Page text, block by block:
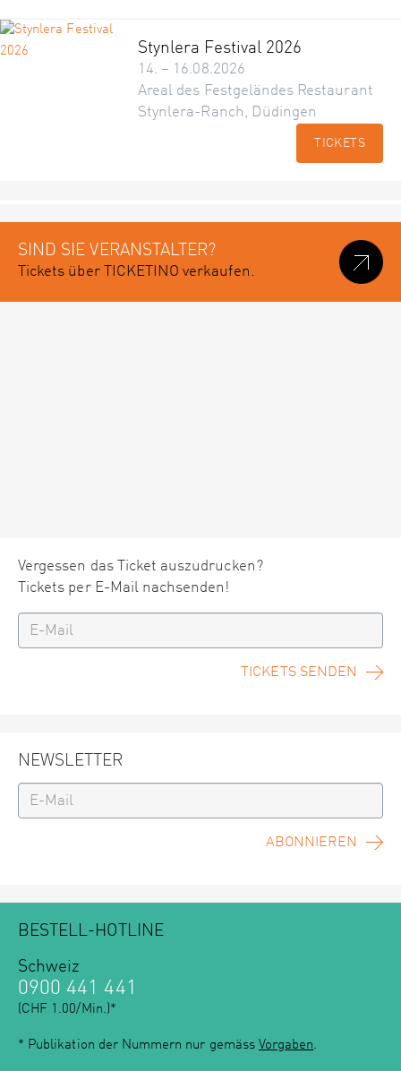
Stynlera Festival 2026
14. – 16.08.2026
Areal des Festgeländes Restaurant
Stynlera-Ranch, Düdingen
TICKETS
SIND SIE VERANSTALTER?
Tickets über TICKETINO verkaufen.
Vergessen das Ticket auszudrucken?
Tickets per E-Mail nachsenden!
TICKETS SENDEN
NEWSLETTER
ABONNIEREN
BESTELL-HOTLINE
Schweiz
0900 441 441
(CHF 1.00/Min.)*
* Publikation der Nummern nur gemäss Vorgaben.